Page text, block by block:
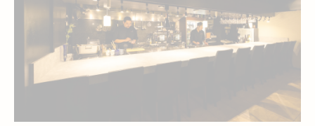
力
予算を意識した記念日ディナーの選択ポイ
ント
パティシエ仕込みデザートが光る記念日のお祝